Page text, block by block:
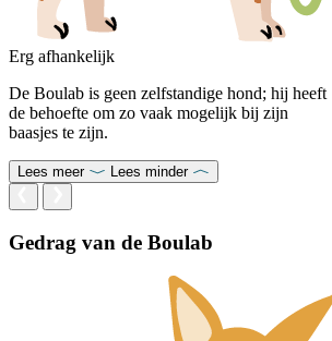
Erg afhankelijk
De Boulab is geen zelfstandige hond; hij heeft
de behoefte om zo vaak mogelijk bij zijn
baasjes te zijn.
Lees meer Lees minder
Gedrag van de Boulab